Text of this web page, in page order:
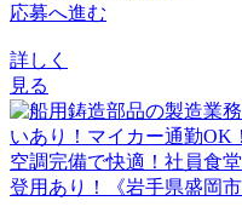
応募へ進む
詳しく
見る